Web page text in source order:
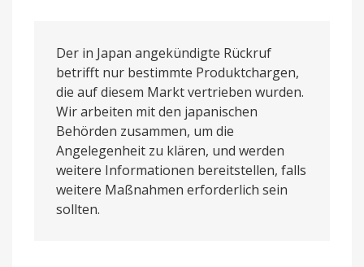
Der in Japan angekündigte Rückruf
betrifft nur bestimmte Produktchargen,
die auf diesem Markt vertrieben wurden.
Wir arbeiten mit den japanischen
Behörden zusammen, um die
Angelegenheit zu klären, und werden
weitere Informationen bereitstellen, falls
weitere Maßnahmen erforderlich sein
sollten.